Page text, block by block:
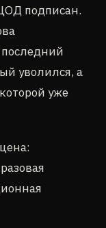
подписан.
уволился, а
уже